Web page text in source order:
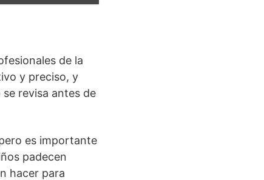
de la
y preciso, y
revisa antes de
es importante
padecen
hacer para